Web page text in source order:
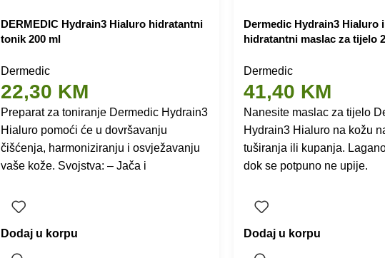
DERMEDIC Hydrain3 Hialuro hidratantni
tonik 200 ml
Dermedic
22,30 KM
Preparat za toniranje Dermedic Hydrain3
Hialuro pomoći će u dovršavanju
čišćenja, harmoniziranju i osvježavanju
vaše kože. Svojstva: – Jača i
Dodaj u korpu
Dermedic Hydrain3 Hialuro
hidratantni maslac za tijelo
Dermedic
41,40 KM
Nanesite maslac za tijelo
Hydrain3 Hialuro na kožu
tuširanja ili kupanja.
dok se potpuno ne upije.
Dodaj u korpu